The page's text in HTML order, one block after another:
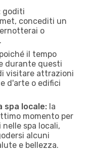
goditi
concediti un
o
poiché il tempo
durante questi
visitare attrazioni
d'arte o edifici
spa locale: la
momento per
spa locali,
alcuni
e bellezza.